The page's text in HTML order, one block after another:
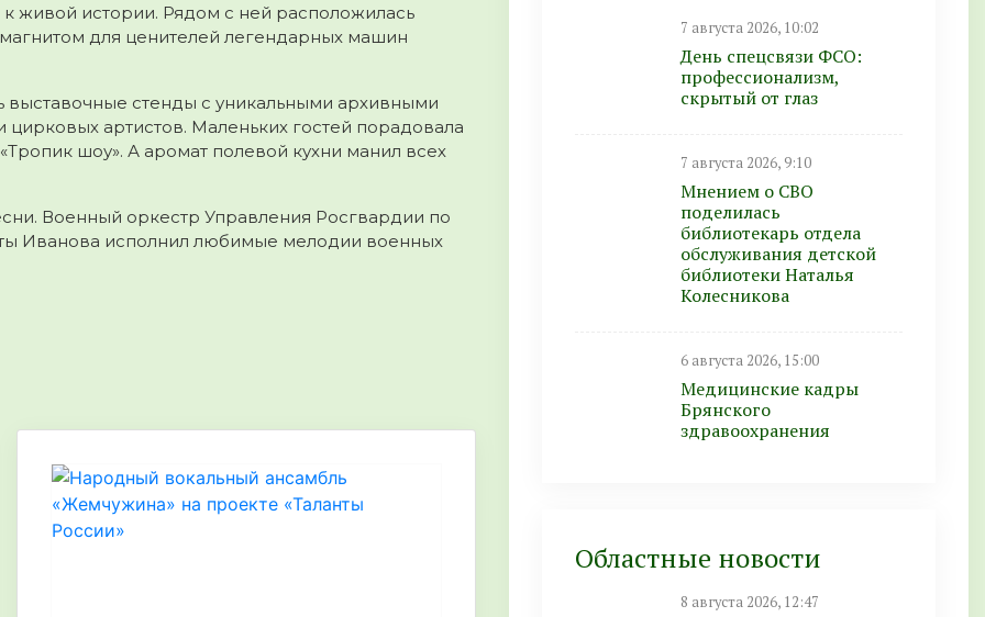
живой истории. Рядом с ней расположилась
для ценителей легендарных машин
стенды с уникальными архивными
артистов. Маленьких гостей порадовала
шоу». А аромат полевой кухни манил всех
Военный оркестр Управления Росгвардии по
Иванова исполнил любимые мелодии военных
7 августа 2026, 10:02
День спецсвязи ФСО:
профессионализм,
скрытый от глаз
7 августа 2026, 9:10
Мнением о СВО
поделилась
библиотекарь отдела
обслуживания детской
библиотеки Наталья
Колесникова
6 августа 2026, 15:00
Медицинские кадры
Брянского
здравоохранения
Областные новости
8 августа 2026, 12:47